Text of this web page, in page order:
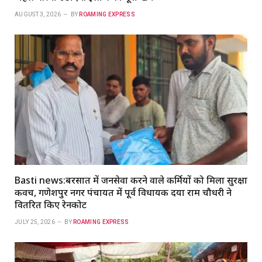
AUGUST 3, 2026 BY ROAMING EXPRESS
Basti news:बरसात में जनसेवा करने वाले कर्मियों को मिला सुरक्षा
कवच, गणेशपुर नगर पंचायत में पूर्व विधायक दया राम चौधरी ने
वितरित किए रेनकोट
JULY 25, 2026 BY ROAMING EXPRESS